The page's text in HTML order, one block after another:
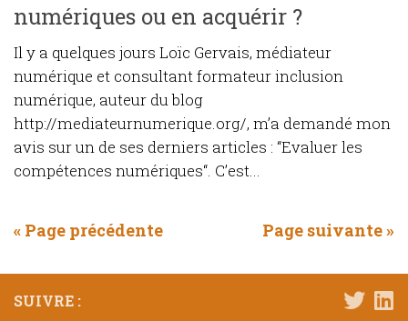
numériques ou en acquérir ?
Il y a quelques jours Loïc Gervais, médiateur
numérique et consultant formateur inclusion
numérique, auteur du blog
http://mediateurnumerique.org/, m’a demandé mon
avis sur un de ses derniers articles : “Evaluer les
compétences numériques“. C’est...
« Page précédente Page suivante »
SUIVRE :